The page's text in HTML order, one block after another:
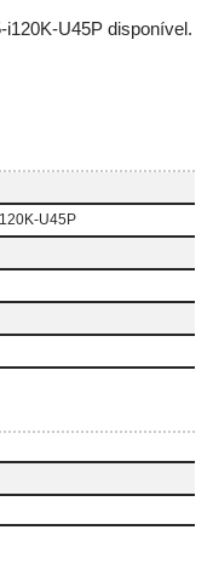
i120K-U45P disponível.
U45P